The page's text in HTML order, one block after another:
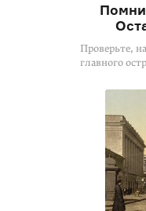
Проверьте,
главного